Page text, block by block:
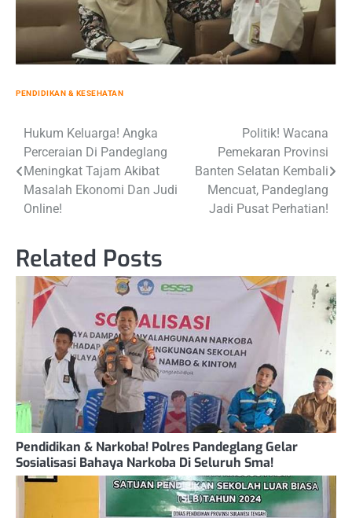
PENDIDIKAN & KESEHATAN
Post
navigation
Hukum Keluarga! Angka
Perceraian Di Pandeglang
Meningkat Tajam Akibat
Masalah Ekonomi Dan Judi
Online!
Politik! Wacana
Pemekaran Provinsi
Banten Selatan Kembali
Mencuat, Pandeglang
Jadi Pusat Perhatian!
Related Posts
Pendidikan & Narkoba! Polres Pandeglang Gelar
Sosialisasi Bahaya Narkoba Di Seluruh Sma!